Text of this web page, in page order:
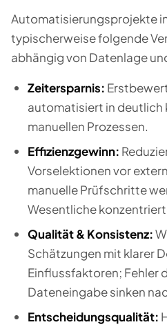
Automatisierungsprojekte
typischerweise folgende
abhängig von Datenlage
Zeitersparnis:
automatisiert in deutlich
manuellen Prozessen.
Effizienzgewinn:
Vorselektionen vor
manuelle Prüfschritte
Wesentliche
Qualität & Konsistenz:
Schätzungen mit klarer
Einflussfaktoren; Fehler
Dateneingabe sinken
Entscheidungsqualität: